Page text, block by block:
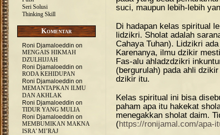
Seri Solusi
Thinking Skill
Komentar
Roni Djamaloeddin on
MENGAIS HIKMAH
DZULHIJJAH
Roni Djamaloeddin on
RODA KEHIDUPAN
Roni Djamaloeddin on
MEMANTAPKAN ILMU
DAN AKHLAK
Roni Djamaloeddin on
TIDUR YANG MULIA
Roni Djamaloeddin on
MEMBUMIKAN MAKNA
ISRA’ MI’RAJ
suci, maupun lebih-lebih
Di hadapan kelas spiritual
lidzikri. Sholat adalah
Cahaya Tuhan). Lidzikri
Karenanya, ilmu dzikir
Fas-alu ahladzdzikri
(bergurulah) pada ahli
dzikir itu.
Kelas spiritual ini bisa
paham apa itu hakekat
menegakkan sholat daim.
(https://ronijamal.com/apa-